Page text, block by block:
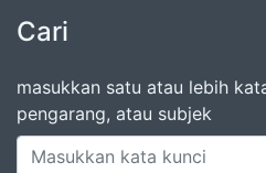
Cari
masukkan satu atau lebih
pengarang, atau subjek